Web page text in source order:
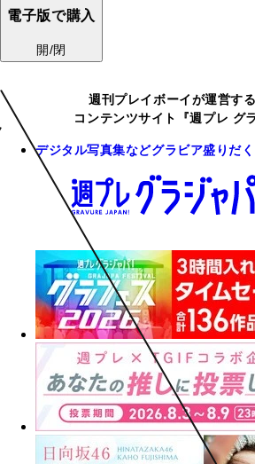
電子版で購入
開/閉
週刊プレイボーイが運営す
コンテンツサイト『週プレ グ
デジタル写真集などグラビア盛りだ